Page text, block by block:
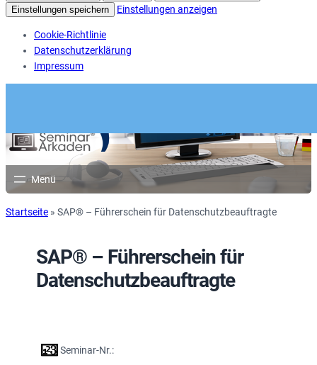
Einstellungen speichern
Einstellungen anzeigen
Cookie-Richtlinie
Datenschutzerklärung
Impressum
Startseite » SAP® – Führerschein für Datenschutzbeauftragte
SAP® – Führerschein für
Datenschutzbeauftragte
Seminar-Nr.: